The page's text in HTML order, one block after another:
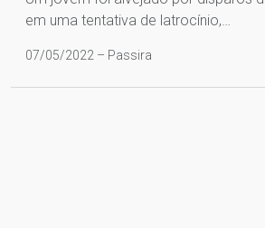
em uma tentativa de latrocínio,…
07/05/2022 – Passira